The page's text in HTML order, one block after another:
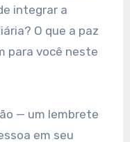
integrar a
O que a paz
para você neste
— um lembrete
em seu